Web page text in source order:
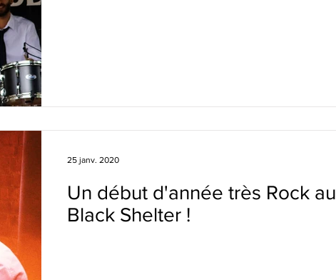
Un début d'année très Rock au
Black Shelter !
25 janv. 2020